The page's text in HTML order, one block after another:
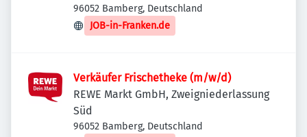
96052 Bamberg, Deutschland
JOB-in-Franken.de
Verkäufer Frischetheke (m/w/d)
REWE Markt GmbH, Zweigniederlassung
Süd
96052 Bamberg, Deutschland